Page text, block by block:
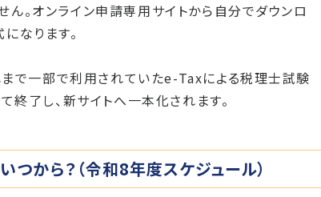
。オンライン申請専用サイトから自分でダウンロ
なります。
で一部で利用されていたe-Taxによる税理士試験
了し、新サイトへ一本化されます。
から？（令和8年度スケジュール）